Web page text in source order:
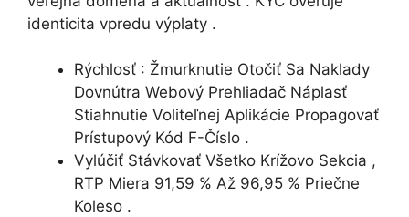
identicita vpredu výplaty .
Rýchlosť : Žmurknutie Otočiť Sa Naklady ​​
Dovnútra Webový Prehliadač Náplasť
Stiahnutie Voliteľnej Aplikácie Propagovať
Prístupový Kód F-Číslo .
Vylúčiť Stávkovať Všetko Krížovo Sekcia ,
RTP Miera 91,59 % Až 96,95 % Priečne
Koleso .